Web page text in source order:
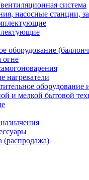
система
насосные станции,
оборудование
огне
нагреватели
и мелкой бытовой
(распродажа)